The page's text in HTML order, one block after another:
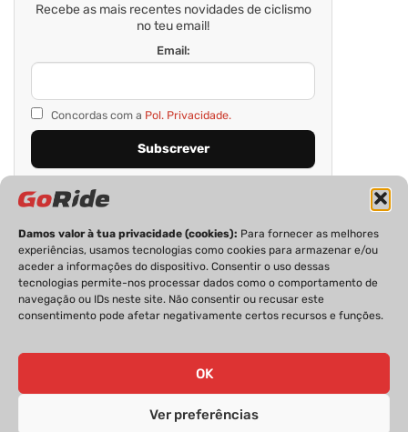
Damos valor à tua privacidade (cookies): Para fornecer as melhores
experiências, usamos tecnologias como cookies para armazenar e/ou
aceder a informações do dispositivo. Consentir o uso dessas
tecnologias permite-nos processar dados como o comportamento de
navegação ou IDs neste site. Não consentir ou recusar este
consentimento pode afetar negativamente certos recursos e funções.
OK
Ver preferências
Recebe as mais recentes novidades de ciclismo
no teu email!
Email:
Concordas com a Pol. Privacidade.
PRIVACIDADE FICHA TÉCNICA
ESTATUTO EDITORIAL